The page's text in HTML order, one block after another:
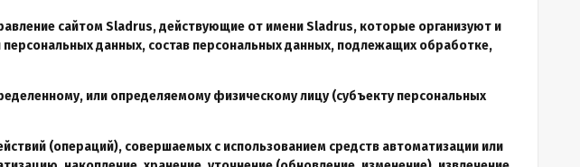
сайтомSladrus, действующие от имени Sladrus, которые организуют и
данных, состав персональных данных, подлежащих обработке,
или определяемому физическому лицу (субъекту персональных
(операций), совершаемых с использованием средств автоматизации или